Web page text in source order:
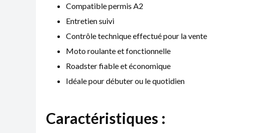
Compatible permis A2
Entretien suivi
Contrôle technique effectué pour la vente
Moto roulante et fonctionnelle
Roadster fiable et économique
Idéale pour débuter ou le quotidien
Caractéristiques :